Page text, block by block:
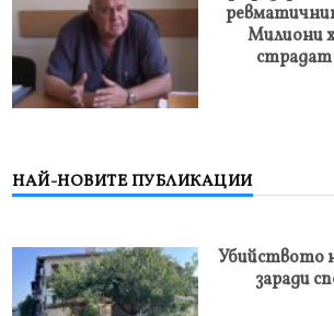
Милиони
НАЙ-НОВИТЕ ПУБЛИКАЦИИ
Убийството
заради